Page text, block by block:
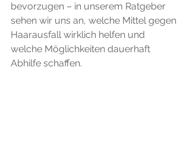
bevorzugen – in unserem Ratgeber
sehen wir uns an, welche Mittel gegen
Haarausfall wirklich helfen und
welche Möglichkeiten dauerhaft
Abhilfe schaffen.